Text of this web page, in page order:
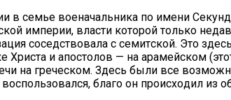
в се­мье во­е­на­чаль­ни­ка по име­ни
им­пе­рии, вла­сти ко­то­рой толь­ко
со­сед­ство­ва­ла с се­мит­ской. Это
Хри­ста и апо­сто­лов — на ара­мей­ском
на гре­че­ском. Здесь бы­ли все
бла­го он про­ис­хо­дил из